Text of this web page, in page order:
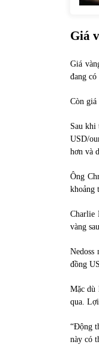
Giá
Giá
đang có
Còn giá
Sau khi
USD/
hơn và
Ông
khoảng
Charlie
vàng
Nedoss
đồng
Mặc dù
qua.
“Động
này có